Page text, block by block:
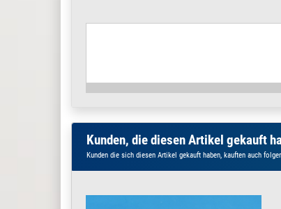
Kunden, die diesen Artikel gekauft
Kunden die sich diesen Artikel gekauft haben, kauften auch